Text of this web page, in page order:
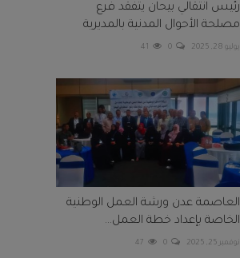
رئيس انتقالي بيحان يتفقد فرع
مصلحة الأحوال المدنية بالمديرية
يوليو 28, 2025 0
41
العاصمة عدن ورشة العمل الوطنية
الخاصة بإعداد خطة العمل...
نوفمبر 25, 2025 0
47